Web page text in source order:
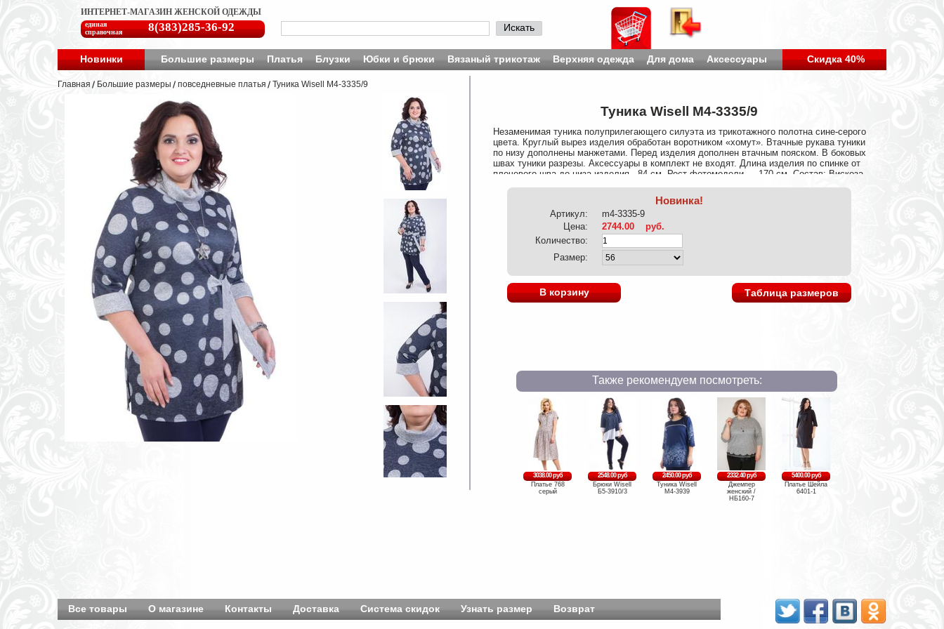
ИНТЕРНЕТ-МАГАЗИН ЖЕНСКОЙ ОДЕЖДЫ
единая
справочная
8(383)285-36-92 Искать
Новинки Большие размеры Платья Блузки Юбки и брюки Вязаный трикотаж Верхняя одежда Для дома Аксессуары Скидка 40%
Главная Большие размеры повседневные платья Туника Wisell М4-3335/9
Туника Wisell М4-3335/9
Незаменимая туника полуприлегающего силуэта из трикотажного полотна сине-серого
цвета. Круглый вырез изделия обработан воротником «хомут». Втачные рукава туники
по низу дополнены манжетами. Перед изделия дополнен втачным пояском. В боковых
швах туники разрезы. Аксессуары в комплект не входят. Длина изделия по спинке от
плечевого шва до низа изделия - 84 см. Рост фотомодели — 170 см. Состав: Вискоза
Новинка!
Артикул:
m4-3335-9
Цена:
2744.00
руб.
Количество:
Размер:
В корзину Таблица размеров
Также рекомендуем посмотреть:
3038.00 руб
Платье 768
серый
2548.00 руб
Брюки Wisell
Б5-3910/3
2450.00 руб
Туника Wisell
М4-3939
2332.40 руб
Джемпер
женский /
НБ160-7
5400.00 руб
Платье Шейла
6401-1
Все товары О магазине Контакты Доставка Система скидок Узнать размер Возврат